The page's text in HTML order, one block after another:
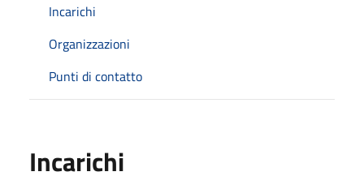
Incarichi
Organizzazioni
Punti di contatto
Incarichi